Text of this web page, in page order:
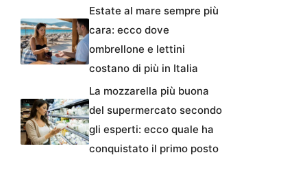
Estate al mare sempre più
cara: ecco dove
ombrellone e lettini
costano di più in Italia
La mozzarella più buona
del supermercato secondo
gli esperti: ecco quale ha
conquistato il primo posto